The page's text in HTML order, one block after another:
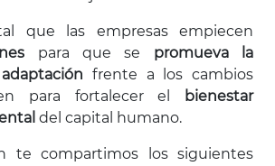
que las empresas empiecen
para que se promueva la
frente a los cambios
para fortalecer el
bienestar
del capital humano.
te compartimos los siguientes